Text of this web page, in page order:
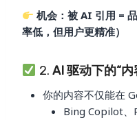
机会：被 AI 引用 =
率低，但用户更精准）
2. AI 驱动下的“内
你的内容不仅能在
Bing Copilot